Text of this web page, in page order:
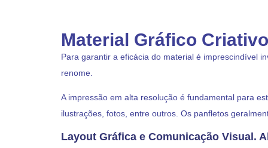
Material Gráfico Criativo
Para garantir a eficácia do material é imprescindível
renome.
A impressão em alta resolução é fundamental para
ilustrações, fotos, entre outros. Os panfletos
Layout Gráfica e Comunicação Visual.